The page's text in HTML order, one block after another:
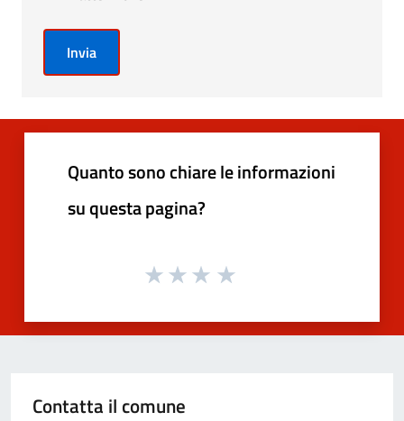
Invia
Quanto sono chiare le informazioni
su questa pagina?
Contatta il comune